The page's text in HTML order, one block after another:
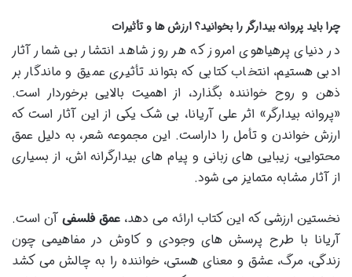
چرا باید پروانه بیدارگر را بخوانید؟ ارزش ها و تأثیرات
در دنیای پرهیاهوی امروز که هر روز شاهد انتشار بی شمار آثار
ادبی هستیم، انتخاب کتابی که بتواند تأثیری عمیق و ماندگار بر
ذهن و روح خواننده بگذارد، از اهمیت بالایی برخوردار است.
«پروانه بیدارگر» اثر علی آریانا، بی شک یکی از این آثار است که
ارزش خواندن و تأمل را داراست. این مجموعه شعر، به دلیل عمق
محتوایی، زیبایی های زبانی و پیام های بیدارگرانه اش، از بسیاری
از آثار مشابه متمایز می شود.
نخستین ارزشی که این کتاب ارائه می دهد، عمق فلسفی آن است.
آریانا با طرح پرسش های وجودی و کاوش در مفاهیمی چون
زندگی، مرگ، عشق و معنای هستی، خواننده را به چالش می کشد